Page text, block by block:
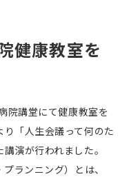
健康教室を
院講堂にて健康教室を
「人生会議って何のた
演が行われました。
ランニング）とは、